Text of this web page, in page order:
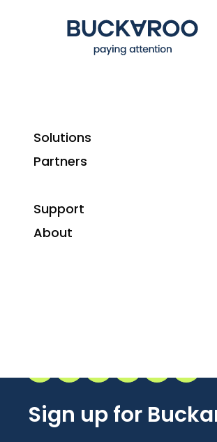
Solutions
Partners
Support
About
Sign up for